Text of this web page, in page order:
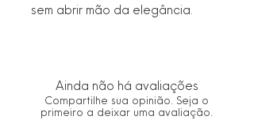
sem abrir mão da elegância.
Ainda não há avaliações
Compartilhe sua opinião. Seja o
primeiro a deixar uma avaliação.